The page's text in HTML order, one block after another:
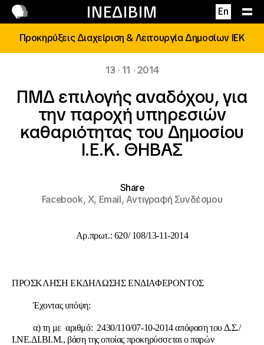
ΙΝΕΔΙΒΙΜ En
Επικοινωνία
Προκηρύξεις Διαχείριση & Λειτουργία Δημοσίων ΙΕΚ
13 · 11 · 2014
ΠΜΔ επιλογής αναδόχου, για
την παροχή υπηρεσιών
καθαριότητας του Δημοσίου
Ι.Ε.Κ. ΘΗΒΑΣ
Share
Facebook,X, Email,Αντιγραφή Συνδέσμου
Αρ.πρωτ.: 620/108/13-11-2014
ΠΡΟΣΚΛΗΣΗ ΕΚΔΗΛΩΣΗΣ ΕΝΔΙΑΦΕΡΟΝΤΟΣ
Έχοντας υπόψη:
α) τη με αριθμό: 2430/110/07-10-2014 απόφαση του Δ.Σ./
Ι.ΝΕ.ΔΙ.ΒΙ.Μ., βάση της οποίας προκηρύσσεται ο παρών